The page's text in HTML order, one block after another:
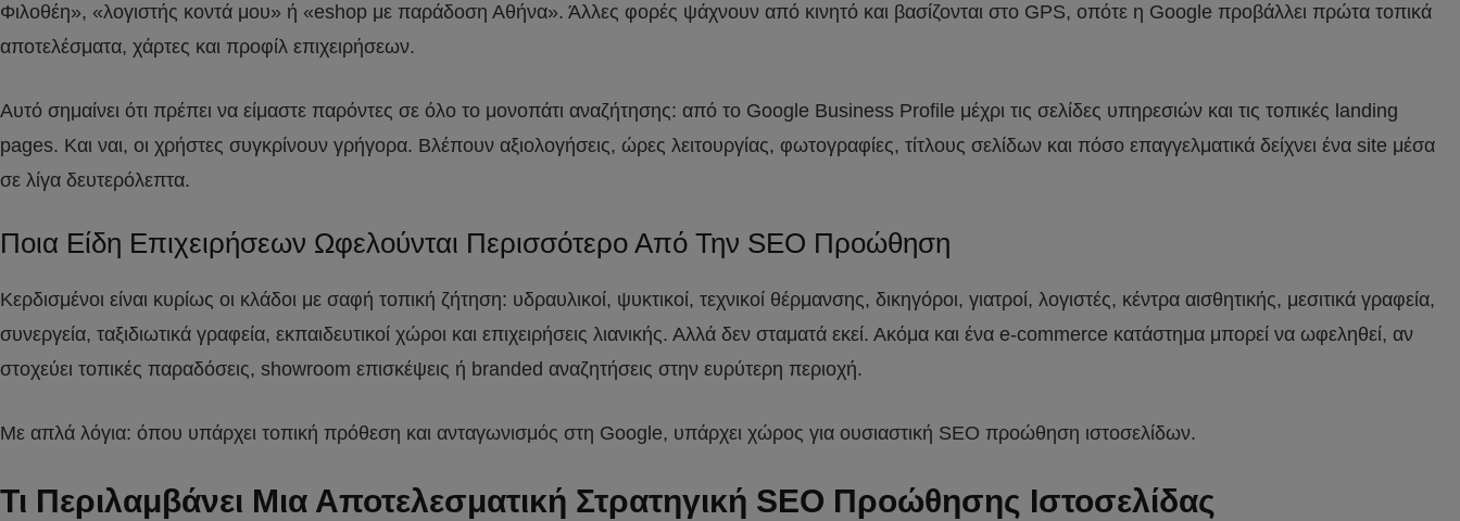
Φιλοθέη», «λογιστής κοντά μου» ή «eshop με παράδοση Αθήνα». Άλλες φορές ψάχνουν από κινητό και βασίζονται στο GPS, οπότε η Google προβάλλει πρώτα τοπικά
αποτελέσματα, χάρτες και προφίλ επιχειρήσεων.
Αυτό σημαίνει ότι πρέπει να είμαστε παρόντες σε όλο το μονοπάτι αναζήτησης: από το Google Business Profile μέχρι τις σελίδες υπηρεσιών και τις τοπικές landing
pages. Και ναι, οι χρήστες συγκρίνουν γρήγορα. Βλέπουν αξιολογήσεις, ώρες λειτουργίας, φωτογραφίες, τίτλους σελίδων και πόσο επαγγελματικά δείχνει ένα site μέσα
σε λίγα δευτερόλεπτα.
Ποια Είδη Επιχειρήσεων Ωφελούνται Περισσότερο Από Την SEO Προώθηση
Κερδισμένοι είναι κυρίως οι κλάδοι με σαφή τοπική ζήτηση: υδραυλικοί, ψυκτικοί, τεχνικοί θέρμανσης, δικηγόροι, γιατροί, λογιστές, κέντρα αισθητικής, μεσιτικά γραφεία,
συνεργεία, ταξιδιωτικά γραφεία, εκπαιδευτικοί χώροι και επιχειρήσεις λιανικής. Αλλά δεν σταματά εκεί. Ακόμα και ένα e-commerce κατάστημα μπορεί να ωφεληθεί, αν
στοχεύει τοπικές παραδόσεις, showroom επισκέψεις ή branded αναζητήσεις στην ευρύτερη περιοχή.
Με απλά λόγια: όπου υπάρχει τοπική πρόθεση και ανταγωνισμός στη Google, υπάρχει χώρος για ουσιαστική SEO προώθηση ιστοσελίδων.
Τι Περιλαμβάνει Μια Αποτελεσματική Στρατηγική SEO Προώθησης Ιστοσελίδας